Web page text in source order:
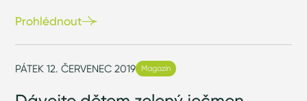
Prohlédnout
PÁTEK 12. ČERVENEC 2019 Magazín